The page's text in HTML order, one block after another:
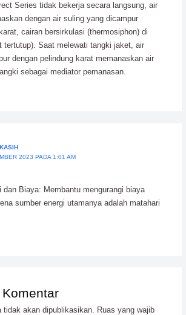
Series tidak bekerja secara langsung, air
dengan air suling yang dicampur
cairan bersirkulasi (thermosiphon) di
tertutup). Saat melewati tangki jaket, air
dengan pelindung karat memanaskan air
sebagai mediator pemanasan.
2023 PADA 1:01 AM
dan Biaya: Membantu mengurangi biaya
sumber energi utamanya adalah matahari
tidak akan dipublikasikan.
Ruas yang wajib